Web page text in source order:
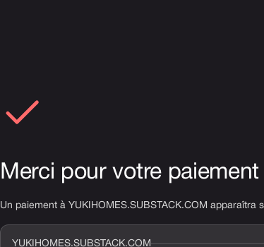
Merci pour votre paiement
Un paiement à YUKIHOMES.SUBSTACK.COM apparaîtra
YUKIHOMES.SUBSTACK.COM